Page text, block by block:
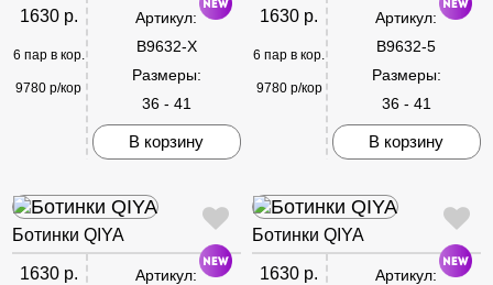
1630 р.
6 пар в кор.
9780 р/кор
Артикул:
B9632-X
Размеры:
36 - 41
В корзину
1630 р.
6 пар в кор.
9780 р/кор
Артикул:
B9632-5
Размеры:
36 - 41
В корзину
Ботинки QIYA
1630 р.
Артикул:
Ботинки QIYA
1630 р.
Артикул: